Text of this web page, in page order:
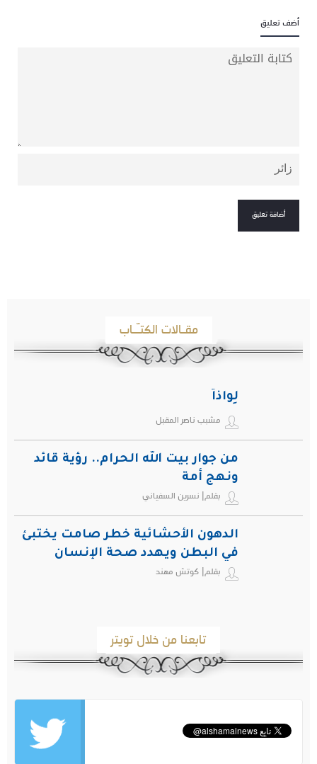
أضف تعليق
مقـالات الكتـّـاب
لِواذاً
مشبب ناصر المقبل
من جوار بيت الله الحرام.. رؤية قائد
ونهج أمة
بقلم| نسرين السفياني
الدهون الأحشائية خطر صامت يختبئ
في البطن ويهدد صحة الإنسان
بقلم| كوتش مهند
تابعنا من خلال تويتر